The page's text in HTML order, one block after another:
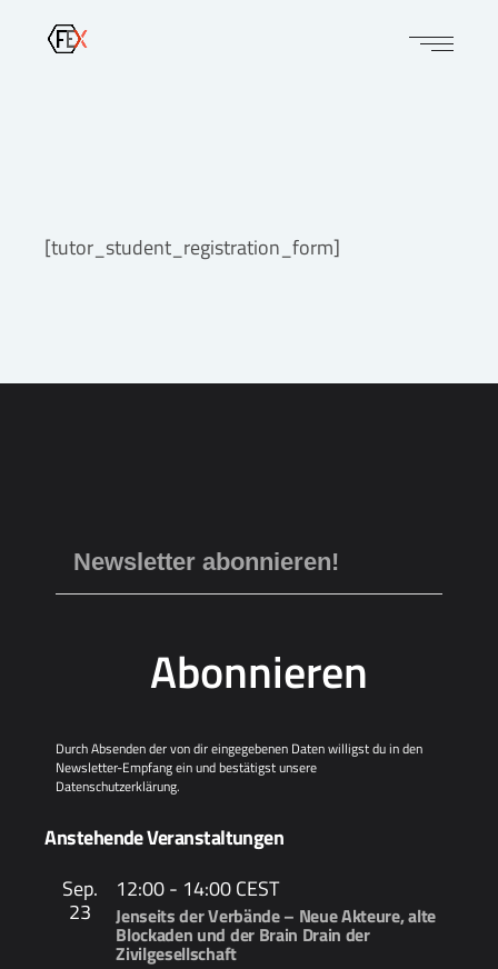
[tutor_student_registration_form]
Abonnieren
Durch Absenden der von dir eingegebenen Daten willigst du in den
Newsletter-Empfang ein und bestätigst unsere
Datenschutzerklärung.
Anstehende Veranstaltungen
Sep.
23
12:00- 14:00CEST
Jenseits der Verbände – Neue Akteure, alte
Blockaden und der Brain Drain der
Zivilgesellschaft